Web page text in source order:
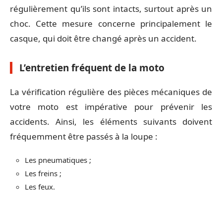
régulièrement qu’ils sont intacts, surtout après un
choc. Cette mesure concerne principalement le
casque, qui doit être changé après un accident.
L’entretien fréquent de la moto
La vérification régulière des pièces mécaniques de
votre moto est impérative pour prévenir les
accidents. Ainsi, les éléments suivants doivent
fréquemment être passés à la loupe :
Les pneumatiques ;
Les freins ;
Les feux.